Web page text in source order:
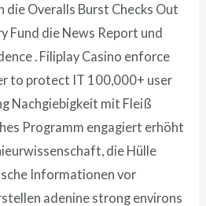
die Overalls Burst Checks Out
Fund die News Report und
. Filiplay Casino enforce
to protect IT 100,000+ user
Nachgiebigkeit mit Fleiß
Programm engagiert erhöht
die Hülle
Informationen vor
adenine strong environs